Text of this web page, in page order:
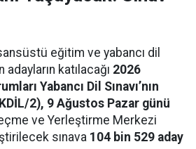
eğitim ve yabancı dil
katılacağı 2026
Yabancı Dil Sınavı’nın
2), 9 Ağustos Pazar günü
ve Yerleştirme Merkezi
sınava 104 bin 529 aday